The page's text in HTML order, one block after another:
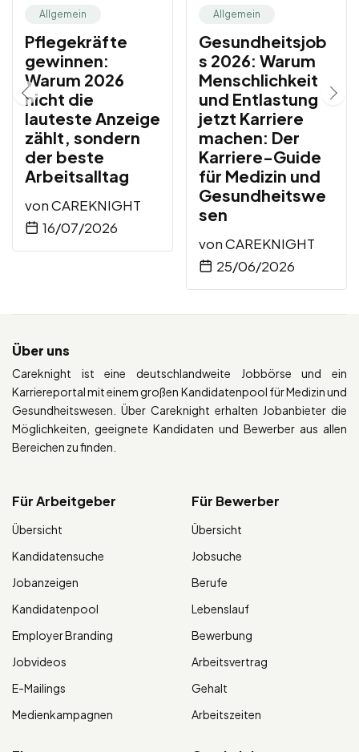
Allgemein
Pflegekräfte
gewinnen:
Warum 2026
nicht die
lauteste Anzeige
zählt, sondern
der beste
Arbeitsalltag
vonCAREKNIGHT
16/07/2026
Allgemein
Gesundheitsjob
s 2026: Warum
Menschlichkeit
und Entlastung
jetzt Karriere
machen: Der
Karriere-Guide
für Medizin und
Gesundheitswe
sen
vonCAREKNIGHT
25/06/2026
Über uns
Careknight ist eine deutschlandweite Jobbörse und ein
Karriereportal mit einem großen Kandidatenpool für Medizin und
Gesundheitswesen. Über Careknight erhalten Jobanbieter die
Möglichkeiten, geeignete Kandidaten und Bewerber aus allen
Bereichen zu finden.
Für Arbeitgeber
Übersicht
Kandidatensuche
Jobanzeigen
Kandidatenpool
Employer Branding
Jobvideos
E-Mailings
Medienkampagnen
Für Bewerber
Übersicht
Jobsuche
Berufe
Lebenslauf
Bewerbung
Arbeitsvertrag
Gehalt
Arbeitszeiten